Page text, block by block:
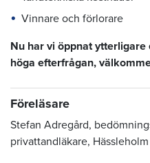
Vinnare och förlorare
Nu har vi öppnat
höga efterfrågan,
Föreläsare
Stefan Adregård,
privattandläkare, Hässleholm